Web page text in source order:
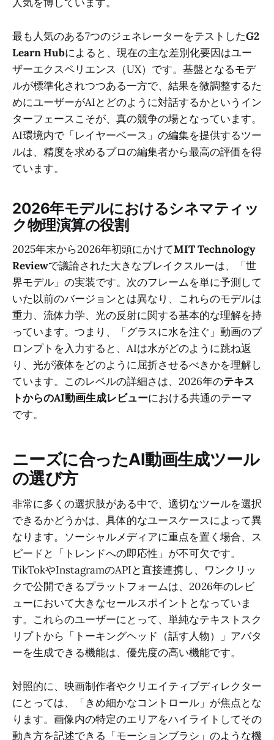
人気を博しています。
最も人気のある7つのジェネレーターをテストしたG2
Learn Hubによると、現在の主な差別化要因はユー
ザーエクスペリエンス（UX）です。基盤となるモデ
ルが標準化されつつある一方で、結果を微調整するた
めにユーザーがAIとどのように対話するかというイン
ターフェースこそが、真の競争の場となっています。
AI環境内で「レイヤーベース」の編集を提供するツー
ルは、精度を求めるプロの編集者から最高の評価を得
ています。
2026年モデルにおけるシネマティッ
ク物理演算の役割
2025年末から2026年初頭にかけてMIT Technology
Reviewで議論された大きなブレイクスルーは、「世
界モデル」の実装です。次のフレームを単に予測して
いた以前のバージョンとは異なり、これらのモデルは
重力、流体力学、光の反射に関する基本的な理解を持
っています。つまり、「グラスに水を注ぐ」動画のプ
ロンプトを入力すると、AIは水がどのように跳ね返
り、光が液体をどのように屈折させるべきかを理解し
ています。このレベルの詳細さは、2026年のテキス
トからのAI動画生成レビューにおける共通のテーマ
です。
ニーズに合ったAI動画生成ツール
の選び方
非常に多くの選択肢がある中で、適切なツールを選択
できるかどうかは、具体的なユースケースによって異
なります。ソーシャルメディアに重点を置く場合、ス
ピードと「トレンドへの即応性」が不可欠です。
TikTokやInstagramのAPIと直接連携し、ワンクリッ
クで公開できるプラットフォームは、2026年のレビ
ューにおいて大きなセールスポイントとなっていま
す。これらのユーザーにとって、単純なテキストスク
リプトから「トーキングヘッド（話す人物）」アバタ
ーを生成できる機能は、優先度の高い機能です。
対照的に、映画制作者やクリエイティブディレクター
にとっては、「きめ細かなコントロール」が焦点とな
ります。画像内の特定のエリアをハイライトしてその
動き方を記述できる「モーションブラシ」のような機